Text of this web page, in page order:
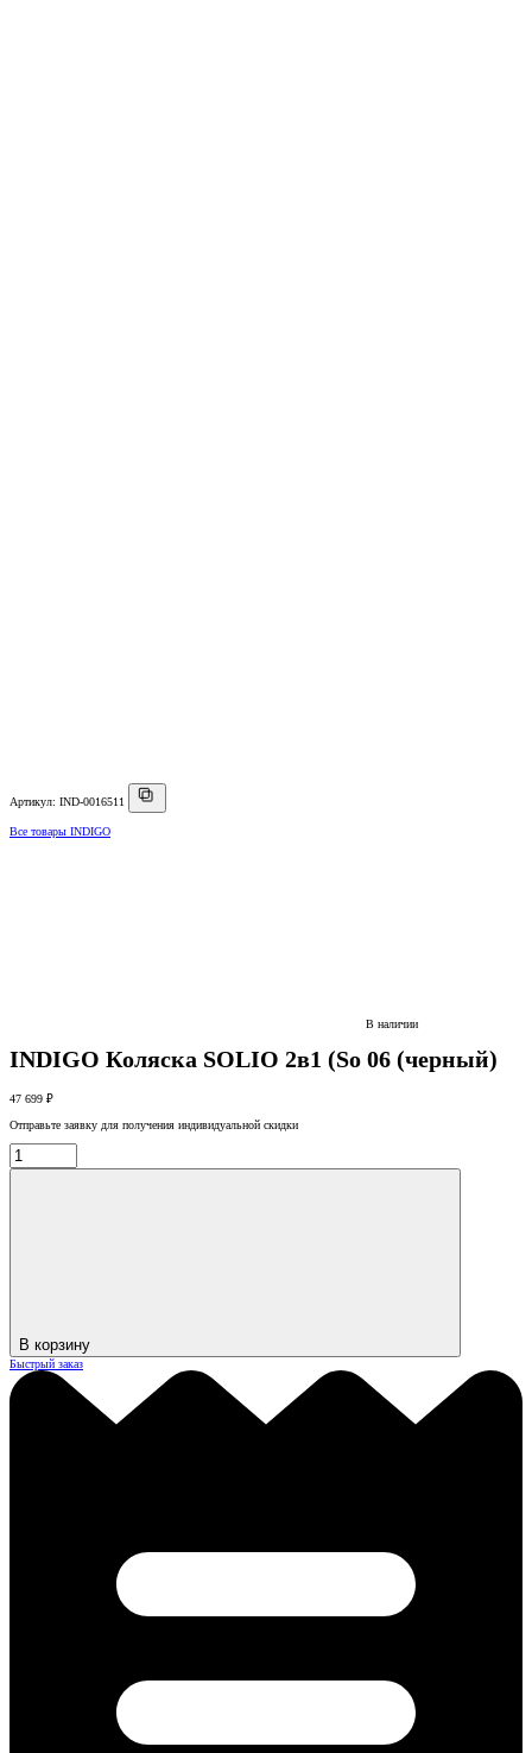
Артикул: IND-0016511
Все товары INDIGO
В наличии
INDIGO Коляска SOLIO 2в1 (So 06 (черный)
47 699 ₽
Отправьте заявку для получения индивидуальной скидки
В корзину
Быстрый заказ